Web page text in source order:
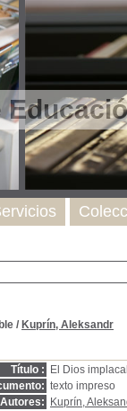
/ Kuprín, Aleksandr
Título :
El Dios
texto impreso
Autores:
Kuprín,